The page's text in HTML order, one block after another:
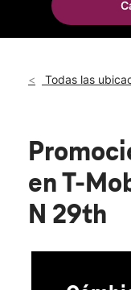
Mar.:
10:00
2708 W Nolana
Todas las
en T-
N 29th